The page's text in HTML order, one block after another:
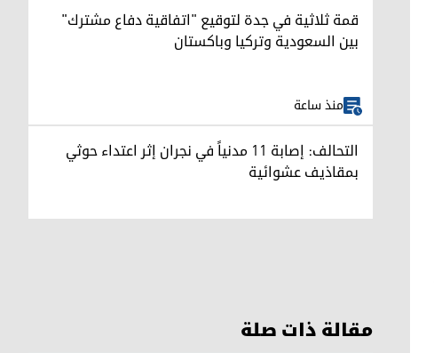
قمة ثلاثية في جدة لتوقيع "اتفاقية دفاع مشترك"
بين السعودية وتركيا وباكستان
منذ ساعة
التحالف: إصابة 11 مدنياً في نجران إثر اعتداء حوثي
بمقاذيف عشوائية
مقالة ذات صلة